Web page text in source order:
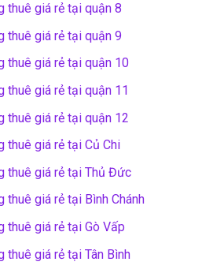
thuê giá rẻ tại quận 8
thuê giá rẻ tại quận 9
thuê giá rẻ tại quận 10
thuê giá rẻ tại quận 11
thuê giá rẻ tại quận 12
thuê giá rẻ tại Củ Chi
thuê giá rẻ tại Thủ Đức
thuê giá rẻ tại Bình Chánh
thuê giá rẻ tại Gò Vấp
thuê giá rẻ tại Tân Bình